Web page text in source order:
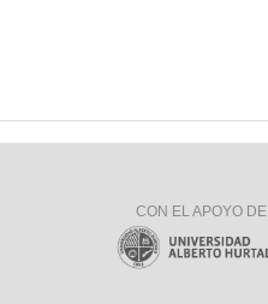
CON EL APOYO DE